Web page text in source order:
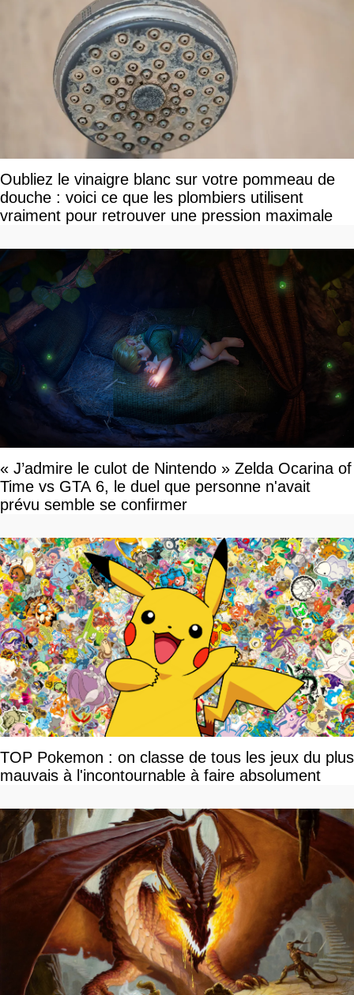
Oubliez le vinaigre blanc sur votre pommeau de
douche : voici ce que les plombiers utilisent
vraiment pour retrouver une pression maximale
« J’admire le culot de Nintendo » Zelda Ocarina of
Time vs GTA 6, le duel que personne n'avait
prévu semble se confirmer
TOP Pokemon : on classe de tous les jeux du plus
mauvais à l'incontournable à faire absolument